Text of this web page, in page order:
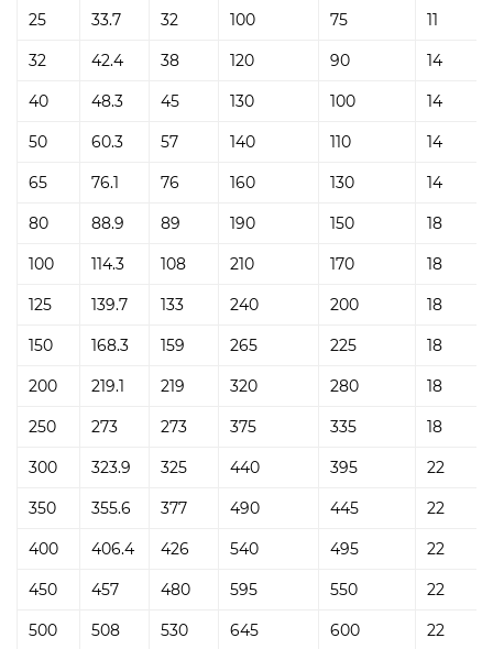
25
33.7 32 100 75
11
32
42.4 38 120 90
14
40
48.3 45 130 100
14
50
60.3 57 140 110
14
65
76.1 76 160 130
14
80
88.9 89 190 150
18
100
114.3 108 210 170
18
125
139.7 133 240 200
18
150
168.3 159 265 225
18
200
219.1 219 320 280
18
250
273 273 375 335
18
300
323.9 325 440 395
22
350
355.6 377 490 445
22
400
406.4 426 540 495
22
450
457 480 595 550
22
500
508 530 645 600
22